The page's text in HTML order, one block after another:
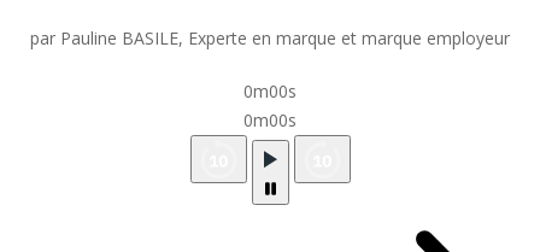
par Pauline BASILE, Experte en marque et marque employeur
0m00s
0m00s